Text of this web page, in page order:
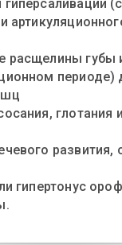
расщелины губы
периоде)
глотания
развития,
гипертонус